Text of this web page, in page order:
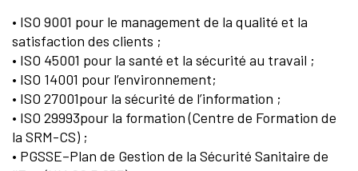
• ISO 9001 pour le management de la qualité et la
satisfaction des clients ;
• ISO 45001 pour la santé et la sécurité au travail ;
• ISO 14001 pour l’environnement;
• ISO 27001pour la sécurité de l’information ;
• ISO 29993pour la formation (Centre de Formation de
la SRM-CS) ;
• PGSSE–Plan de Gestion de la Sécurité Sanitaire de